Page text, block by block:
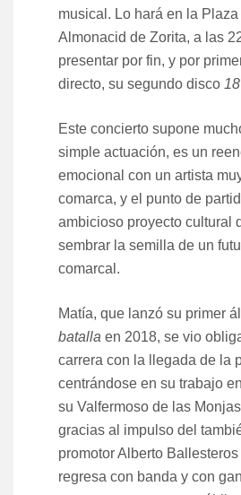
musical. Lo hará en la Plaza
Almonacid de Zorita, a las
presentar por fin, y por
directo, su segundo disco
Este concierto supone
simple actuación, es un
emocional con un artista
comarca, y el punto de
ambicioso proyecto cultural
sembrar la semilla de un
comarcal.
Matía, que lanzó su primer
batalla en 2018, se vio
carrera con la llegada de la
centrándose en su trabajo
su Valfermoso de las
gracias al impulso del
promotor Alberto Ballesteros
regresa con banda y con